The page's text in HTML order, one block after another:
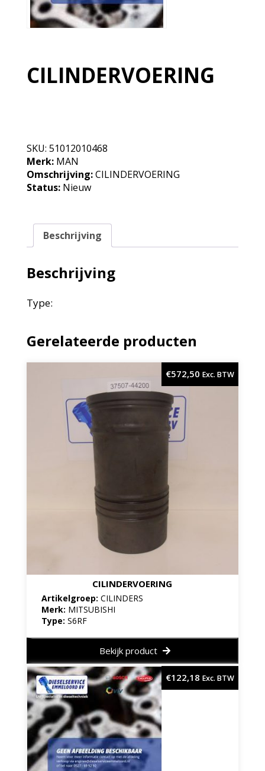
CILINDERVOERING
SKU: 51012010468
Merk:MAN
Omschrijving:CILINDERVOERING
Status:Nieuw
Beschrijving
Beschrijving
Type:
Gerelateerde producten
CILINDERVOERING
Artikelgroep: CILINDERS
Merk: MITSUBISHI
Type: S6RF
€572,50 Exc. BTW
Bekijk product
€122,18 Exc. BTW